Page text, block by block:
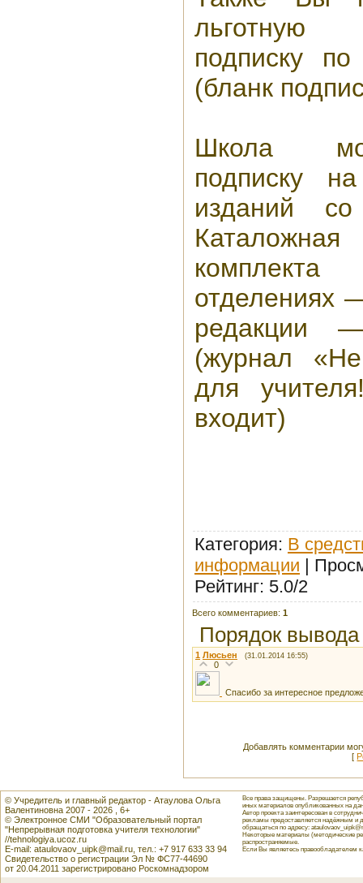
льготную
подписку
(бланк
Школа
подписку
изданий
отделениях
редакции
(журнал
для
входит)
Категория: В
информации |
Рейтинг: 5.0/2
Всего комментариев: 1
Порядок
1 Люсьен (31.01.2014 16:55)
0
Спасибо за интересное
Добавлять комментарии
[
© Учредитель и главный редактор - Атаулова Ольга
Валентиновна 2007 - 2026 , 6+
© Электронное СМИ "Образовательный портал
"Непрерывная подготовка учителя технологии"
//tehnologiya.ucoz.ru
E-mail: ataulovaov_uipk@mail.ru, тел.: +7 917 633 33 94
Свидетельство о регистрации Эл № ФС77-44690
от 20.04.2011 зарегистрировано Роскомнадзором
Все права защищены. Разрешается
иных материалов опубликованных на
Автор проекта заинтересован в
рекламы предоставляется надёжным и
обращаться по адресу:
Некоторые материалы (методические
распространяемые.
Если Вы являетесь правообладателем